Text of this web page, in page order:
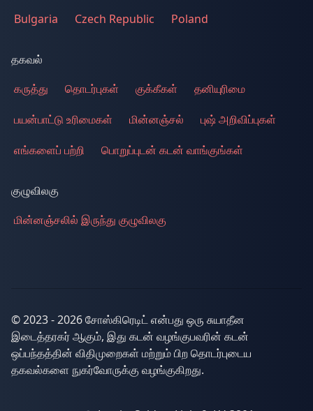
Bulgaria
Czech Republic Poland
தகவல்
கருத்து
தொடர்புகள் குக்கீகள்
தனியுரிமை
பயன்பாட்டு உரிமைகள்
மின்னஞ்சல்
புஷ் அறிவிப்புகள்
எங்களைப் பற்றி
பொறுப்புடன் கடன் வாங்குங்கள்
குழுவிலகு
மின்னஞ்சலில் இருந்து குழுவிலகு
© 2023 - 2026 சோஸ்கிரெடிட் என்பது ஒரு சுயாதீன
இடைத்தரகர் ஆகும், இது கடன் வழங்குபவரின் கடன்
ஒப்பந்தத்தின் விதிமுறைகள் மற்றும் பிற தொடர்புடைய
தகவல்களை நுகர்வோருக்கு வழங்குகிறது.